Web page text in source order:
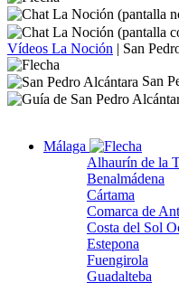
Vídeos La Noción | San
San
Málaga
Alhaurín de la
Benalmádena
Cártama
Comarca de
Costa del Sol
Estepona
Fuengirola
Guadalteba